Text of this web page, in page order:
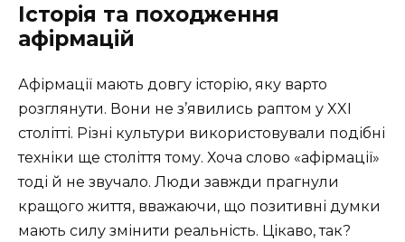
Історія та походження
афірмацій
Афірмації мають довгу історію, яку варто
розглянути. Вони не з’явились раптом у XXI
столітті. Різні культури використовували подібні
техніки ще століття тому. Хоча слово «афірмації»
тоді й не звучало. Люди завжди прагнули
кращого життя, вважаючи, що позитивні думки
мають силу змінити реальність. Цікаво, так?